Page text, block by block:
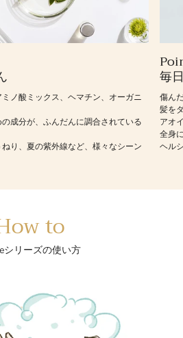
ノ酸ミックス、ヘマチン、オーガニ
成分が、ふんだんに調合されている
り、夏の紫外線など、様々なシーン
毎
傷ん
髪を
アオ
全身
ヘル
to
シリーズの使い方